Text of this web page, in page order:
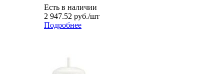
Есть в наличии
2 947.52 руб./шт
Подробнее